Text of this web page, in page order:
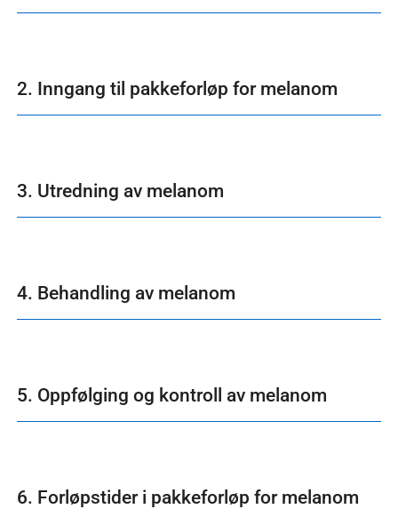
2. Inngang til pakkeforløp for melanom
3. Utredning av melanom
4. Behandling av melanom
5. Oppfølging og kontroll av melanom
6. Forløpstider i pakkeforløp for melanom